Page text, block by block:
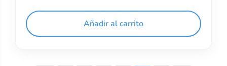
Añadir al carrito